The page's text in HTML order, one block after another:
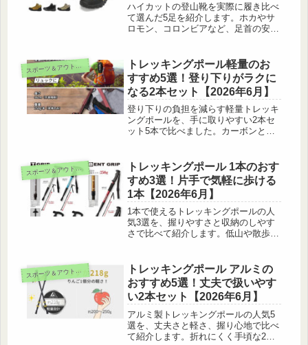
ハイカットの登山靴を実際に履き比べ
て選んだ5足を紹介します。ホカやサ
ロモン、コロンビアなど、足首の安定
ス
ポーツ＆アウトドア
トレッキングポール軽量のお
すすめ5選！登り下りがラクに
なる2本セット【2026年6月】
登り下りの負担を減らす軽量トレッキ
ングポールを、手に取りやすい2本セ
ット5本で比べました。カーボンとア
す。
ス
ポーツ＆アウトドア
トレッキングポール 1本のおす
すめ3選！片手で気軽に歩ける
1本【2026年6月】
1本で使えるトレッキングポールの人
気3選を、握りやすさと収納のしやす
さで比べて紹介します。低山や散歩で
ス
ポーツ＆アウトドア
トレッキングポール アルミの
おすすめ5選！丈夫で扱いやす
い2本セット【2026年6月】
アルミ製トレッキングポールの人気5
選を、丈夫さと軽さ、握り心地で比べ
て紹介します。折れにくく手頃な2本